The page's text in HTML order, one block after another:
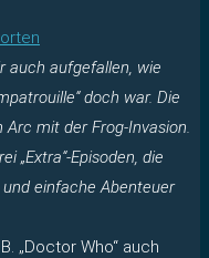
auch aufgefallen, wie
doch war. Die
mit der Frog-Invasion.
„Extra“-Episoden, die
einfache Abenteuer
„Doctor Who“ auch